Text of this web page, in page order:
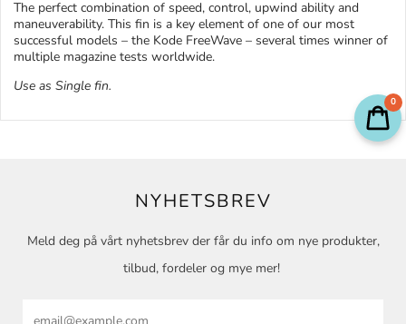
The perfect combination of speed, control, upwind ability and
maneuverability. This fin is a key element of one of our most
successful models – the Kode FreeWave – several times winner of
multiple magazine tests worldwide.
Use as Single fin.
NYHETSBREV
Meld deg på vårt nyhetsbrev der får du info om nye produkter,
tilbud, fordeler og mye mer!
0